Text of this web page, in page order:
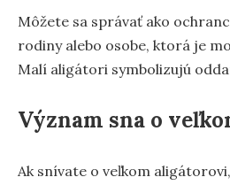
Môžete sa správať ako
rodiny alebo osobe, ktorá je
Malí aligátori symbolizujú
Význam sna o
Ak snívate o veľkom